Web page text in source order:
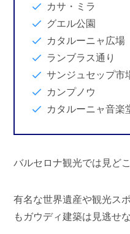
カサ・ミラ
グエル公園
カタルーニャ広場
ランブラス通り
サンジュセップ市
カンプノウ
カタルーニャ音楽
バルセロナ観光では見ど
有名な世界遺産や観光ス
もガウディ建築は見逃せ